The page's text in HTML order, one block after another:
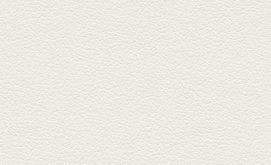
2025年5月2日放送
ミックス水餃子＆麻婆豆
腐
新水前寺駅そばの人気店「中華
料理 福来亭」へ。「しろ」ロッ
ク...
2025年4月11日放送
きびなごの塩焼き＆黒豚
しゃぶしゃぶ
春の[熊本屋台村]で昼飲みの刻。
[かごっま屋台 黒で乾杯]で「銀...